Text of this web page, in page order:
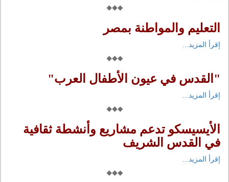
التعليم والمواطنة بمصر
إقرأ المزيد...
"القدس في عيون الأطفال العرب"
إقرأ المزيد...
الأيسيسكو تدعم مشاريع وأنشطة ثقافية
في القدس الشريف
إقرأ المزيد...